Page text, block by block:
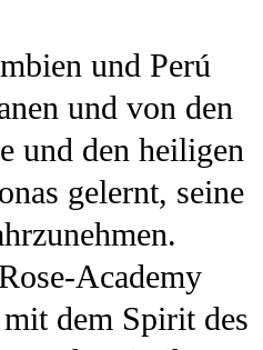
und Perú
und von den
und den heiligen
gelernt, seine
Academy
dem Spirit des